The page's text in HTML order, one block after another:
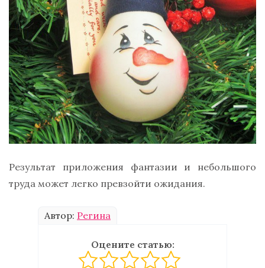
Результат приложения фантазии и небольшого
труда может легко превзойти ожидания.
Автор: Регина
Оцените статью: